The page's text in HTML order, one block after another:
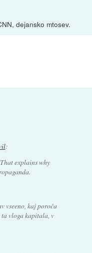
dejansko mtosev.
:
explains why
vseeno, kaj poroča
vloga kapitala, v